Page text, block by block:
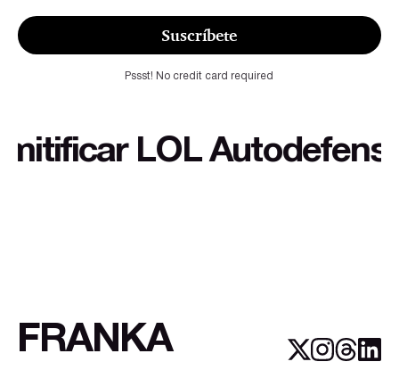
Suscríbete
Pssst! No credit card required
LOL
FRANKA